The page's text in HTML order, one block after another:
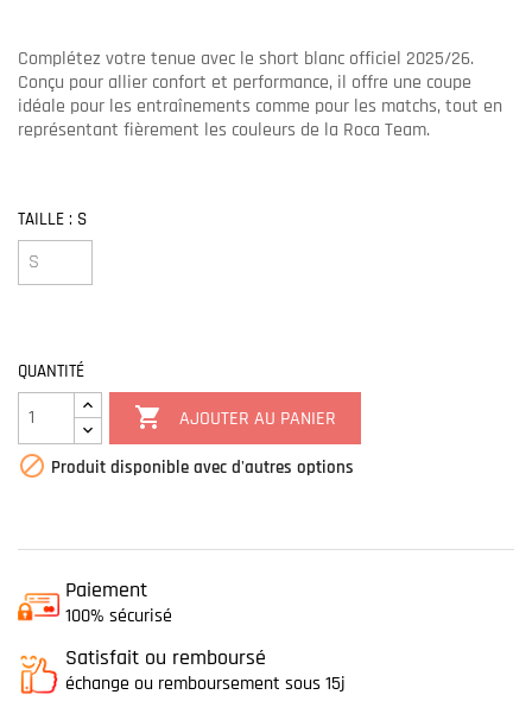
Complétez votre tenue avec le short blanc officiel 2025/26.
Conçu pour allier confort et performance, il offre une coupe
idéale pour les entraînements comme pour les matchs, tout en
représentant fièrement les couleurs de la Roca Team.
TAILLE : S
QUANTITÉ
 AJOUTER AU PANIER
 Produit disponible avec d'autres options
Paiement
100% sécurisé
Satisfait ou remboursé
échange ou remboursement sous 15j